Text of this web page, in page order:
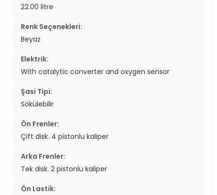
22.00 litre
Renk Seçenekleri:
Beyaz
Elektrik:
With catalytic converter and oxygen sensor
Şasi Tipi:
Sökülebilir
Ön Frenler:
Çift disk. 4 pistonlu kaliper
Arka Frenler:
Tek disk. 2 pistonlu kaliper
Ön Lastik: